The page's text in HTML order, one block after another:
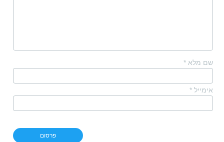
שם מלא *
אימייל *